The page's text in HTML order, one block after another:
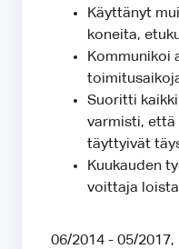
Käyttänyt
koneita,
Kommunikoi
Suoritti
varmisti, että
täyttyivät
Kuukauden
voittaja
06/2014 - 05/